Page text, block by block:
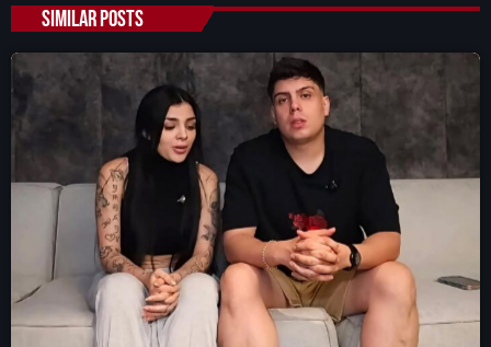
SIMILAR POSTS